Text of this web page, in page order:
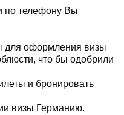
по телефону Вы
для оформления визы
что бы одобрили
и бронировать
визы Германию.